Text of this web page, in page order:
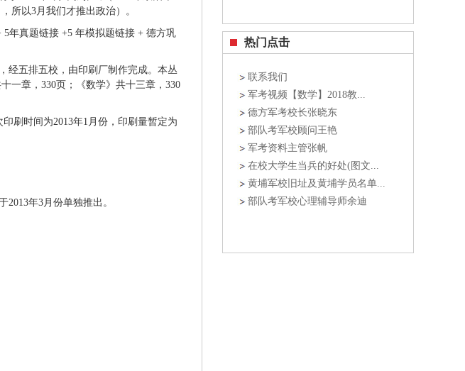
所以3月我们才推出政治）。
年真题链接 +5 年模拟题链接 + 德方巩
五排五校，由印刷厂制作完成。本丛
一章，330页；《数学》共十三章，330
刷时间为2013年1月份，印刷量暂定为
年3月份单独推出。
热门点击
联系我们
军考视频【数学】2018教...
德方军考校长张晓东
部队考军校顾问王艳
军考资料主管张帆
在校大学生当兵的好处(图文...
黄埔军校旧址及黄埔学员名单...
部队考军校心理辅导师余迪